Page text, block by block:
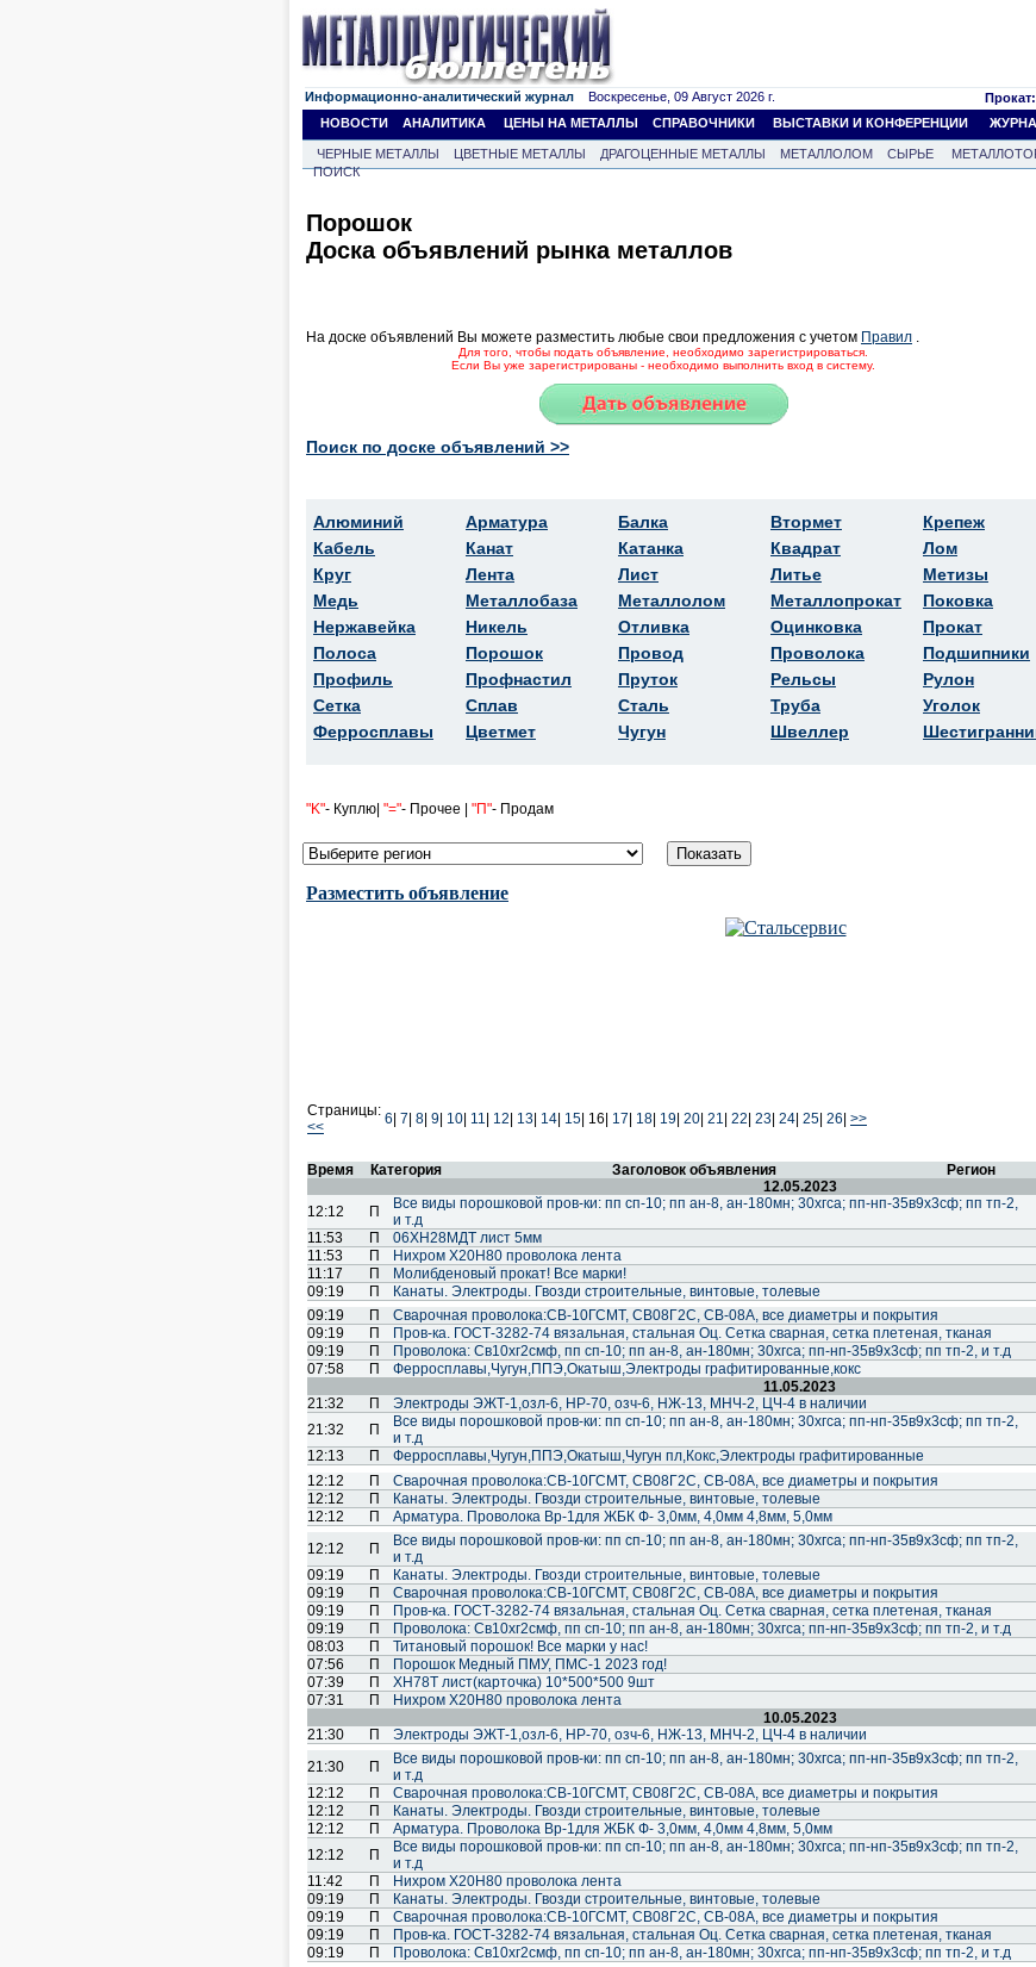
Информационно-аналитический журнал Воскресенье, 09 Август 2026 г. Прокат:
НОВОСТИ
АНАЛИТИКА ЦЕНЫ НА МЕТАЛЛЫ СПРАВОЧНИКИ ВЫСТАВКИ И КОНФЕРЕНЦИИ
ЧЕРНЫЕ МЕТАЛЛЫ ЦВЕТНЫЕ МЕТАЛЛЫ ДРАГОЦЕННЫЕ МЕТАЛЛЫ МЕТАЛЛОЛОМ СЫРЬЕ
ПОИСК
Порошок
Доска объявлений рынка металлов
На доске объявлений Вы можете разместить любые свои предложения с учетом Правил
Для того, чтобы подать объявление, необходимо зарегистрироваться.
Если Вы уже зарегистрированы - необходимо выполнить вход в систему.
Поиск по доске объявлений >>
Алюминий
Кабель
Круг
Медь
Нержавейка
Полоса
Профиль
Сетка
Ферросплавы
Арматура
Канат
Лента
Металлобаза
Никель
Порошок
Профнастил
Сплав
Цветмет
Балка
Катанка
Лист
Металлолом
Отливка
Провод
Пруток
Сталь
Чугун
Втормет
Квадрат
Литье
Металлопрокат
Оцинковка
Проволока
Рельсы
Труба
Швеллер
Крепеж
Лом
Метизы
Поковка
Прокат
Подшипники
Рулон
Уголок
"K"- Куплю| "="- Прочее | "П"- Продам
Разместить объявление
Страницы:
<<
6 7 8 9 10 11 12 13 14 15 16| 17 18 19 20 21 22 23 24 25 26 >>
Время Категория Заголовок объявления Регион
12.05.2023
12:12
П
Все виды порошковой пров-ки: пп сп-10; пп ан-8, ан-180мн; 30хгса; пп-нп-35в9х3сф; пп тп-2,
и т.д
11:53
П 06ХН28МДТ лист 5мм
11:53
П Нихром Х20Н80 проволока лента
11:17
П Молибденовый прокат! Все марки!
09:19
П Канаты. Электроды. Гвозди строительные, винтовые, толевые
09:19
П Cварочная проволока:СВ-10ГСМТ, СВ08Г2С, СВ-08А, все диаметры и покрытия
09:19
П Пров-ка. ГОСТ-3282-74 вязальная, стальная Оц. Сетка сварная, сетка плетеная, тканая
09:19
П Проволока: Св10хг2смф, пп сп-10; пп ан-8, ан-180мн; 30хгса; пп-нп-35в9х3сф; пп тп-2, и т.д
07:58
П Ферросплавы,Чугун,ППЭ,Окатыш,Электроды графитированные,кокс
11.05.2023
21:32
П Электроды ЭЖТ-1,озл-6, НР-70, озч-6, НЖ-13, МНЧ-2, ЦЧ-4 в наличии
21:32
П
Все виды порошковой пров-ки: пп сп-10; пп ан-8, ан-180мн; 30хгса; пп-нп-35в9х3сф; пп тп-2,
и т.д
12:13
П Ферросплавы,Чугун,ППЭ,Окатыш,Чугун пл,Кокс,Электроды графитированные
12:12
П Cварочная проволока:СВ-10ГСМТ, СВ08Г2С, СВ-08А, все диаметры и покрытия
12:12
П Канаты. Электроды. Гвозди строительные, винтовые, толевые
12:12
П Арматура. Проволока Вр-1для ЖБК Ф- 3,0мм, 4,0мм 4,8мм, 5,0мм
12:12
П
Все виды порошковой пров-ки: пп сп-10; пп ан-8, ан-180мн; 30хгса; пп-нп-35в9х3сф; пп тп-2,
и т.д
09:19
П Канаты. Электроды. Гвозди строительные, винтовые, толевые
09:19
П Cварочная проволока:СВ-10ГСМТ, СВ08Г2С, СВ-08А, все диаметры и покрытия
09:19
П Пров-ка. ГОСТ-3282-74 вязальная, стальная Оц. Сетка сварная, сетка плетеная, тканая
09:19
П Проволока: Св10хг2смф, пп сп-10; пп ан-8, ан-180мн; 30хгса; пп-нп-35в9х3сф; пп тп-2, и т.д
08:03
П Титановый порошок! Все марки у нас!
07:56
П Порошок Медный ПМУ, ПМС-1 2023 год!
07:39
П ХН78Т лист(карточка) 10*500*500 9шт
07:31
П Нихром Х20Н80 проволока лента
10.05.2023
21:30
П Электроды ЭЖТ-1,озл-6, НР-70, озч-6, НЖ-13, МНЧ-2, ЦЧ-4 в наличии
21:30
П
Все виды порошковой пров-ки: пп сп-10; пп ан-8, ан-180мн; 30хгса; пп-нп-35в9х3сф; пп тп-2,
и т.д
12:12
П Cварочная проволока:СВ-10ГСМТ, СВ08Г2С, СВ-08А, все диаметры и покрытия
12:12
П Канаты. Электроды. Гвозди строительные, винтовые, толевые
12:12
П Арматура. Проволока Вр-1для ЖБК Ф- 3,0мм, 4,0мм 4,8мм, 5,0мм
12:12
П
Все виды порошковой пров-ки: пп сп-10; пп ан-8, ан-180мн; 30хгса; пп-нп-35в9х3сф; пп тп-2,
и т.д
11:42
П Нихром Х20Н80 проволока лента
09:19
П Канаты. Электроды. Гвозди строительные, винтовые, толевые
09:19
П Cварочная проволока:СВ-10ГСМТ, СВ08Г2С, СВ-08А, все диаметры и покрытия
09:19
П Пров-ка. ГОСТ-3282-74 вязальная, стальная Оц. Сетка сварная, сетка плетеная, тканая
09:19
П Проволока: Св10хг2смф, пп сп-10; пп ан-8, ан-180мн; 30хгса; пп-нп-35в9х3сф; пп тп-2, и т.д